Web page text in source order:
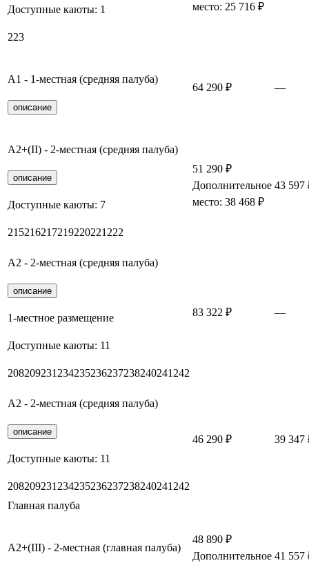
Доступные каюты: 1
223
место: 25 716 ₽
А1 - 1-местная (средняя палуба)
описание
64 290 ₽ —
А2+(II) - 2-местная (средняя палуба)
описание
Доступные каюты: 7
215216217219220221 222
51 290 ₽
Дополнительное
место: 38 468 ₽
43 597
А2 - 2-местная (средняя палуба)
описание
1-местное размещение
Доступные каюты: 11
208209231 234235236237238240241 242
83 322 ₽ —
А2 - 2-местная (средняя палуба)
описание
Доступные каюты: 11
208209231 234235236237238240241 242
46 290 ₽ 39 347
Главная палуба
А2+(III) - 2-местная (главная палуба)
48 890 ₽
Дополнительное 41 557